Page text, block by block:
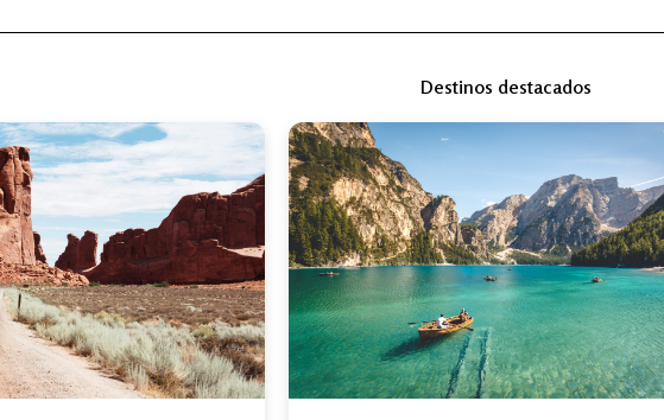
Destinos destacados